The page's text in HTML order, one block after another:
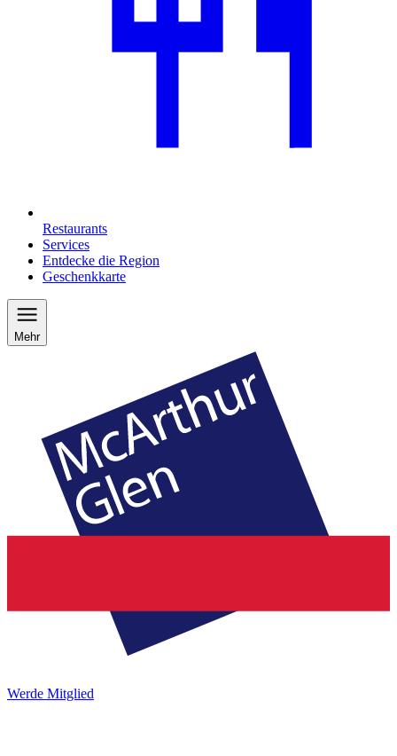
Restaurants
Services
Entdecke die Region
Geschenkkarte
Mehr
Werde Mitglied